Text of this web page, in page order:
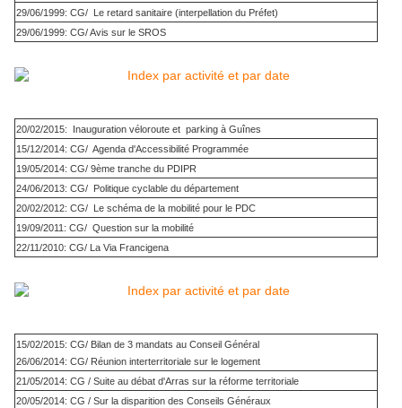
29/06/1999: CG/ Le retard sanitaire (interpellation du Préfet)
29/06/1999: CG/ Avis sur le SROS
20/02/2015: Inauguration véloroute et parking à Guînes
15/12/2014: CG/ Agenda d'Accessibilité Programmée
19/05/2014: CG/ 9ème tranche du PDIPR
24/06/2013: CG/ Politique cyclable du département
20/02/2012: CG/ Le schéma de la mobilité pour le PDC
19/09/2011: CG/ Question sur la mobilité
22/11/2010: CG/ La Via Francigena
15/02/2015: CG/ Bilan de 3 mandats au Conseil Général
26/06/2014: CG/ Réunion interterritoriale sur le logement
21/05/2014: CG / Suite au débat d'Arras sur la réforme territoriale
20/05/2014: CG / Sur la disparition des Conseils Généraux